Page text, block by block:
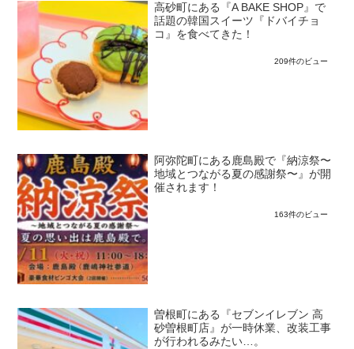
高砂町にある『A BAKE SHOP』で
話題の韓国スイーツ『ドバイチョ
コ』を食べてきた！
209件のビュー
阿弥陀町にある鹿島殿で『納涼祭〜
地域とつながる夏の感謝祭〜』が開
催されます！
163件のビュー
曽根町にある『セブンイレブン 高
砂曽根町店』が一時休業、改装工事
が行われるみたい…。